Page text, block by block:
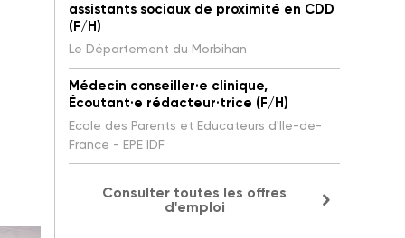
assistants sociaux de proximité en CDD
(F/H)
Le Département du Morbihan
Médecin conseiller·e clinique,
Écoutant·e rédacteur·trice (F/H)
Ecole des Parents et Educateurs d'Ile-de-
France - EPE IDF
Consulter toutes les offres
d'emploi